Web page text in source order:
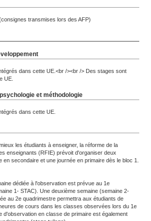
transmises lors des AFP)
dans cette UE.<br /><br /> Des stages sont
UE.
et méthodologie
dans cette UE.
les étudiants à enseigner, la réforme de la
enseignants (RFIE) prévoit d'organiser deux
en secondaire et une journée en primaire dès le bloc 1.
dédiée à l'observation est prévue au 1e
1- STAC). Une deuxième semaine (semaine 2-
au 2e quadrimestre permettra aux étudiants de
de cours dans les classes observées lors du 1e
d'observation en classe de primaire est également